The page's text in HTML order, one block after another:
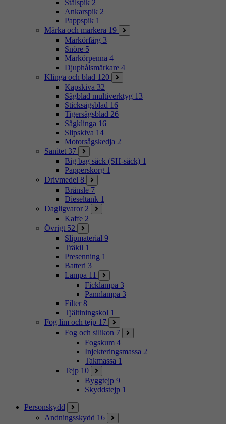
Stålspik 2
Ankarspik 2
Pappspik 1
Märka och markera 19
Markörfärg 3
Snöre 5
Markörpenna 4
Djuphålsmärkare 4
Klinga och blad 120
Kapskiva 32
Sågblad multiverktyg 13
Sticksågsblad 16
Tigersågsblad 26
Sågklinga 16
Slipskiva 14
Motorsågskedja 2
Sanitet 37
Big bag säck (SH-säck) 1
Papperskorg 1
Drivmedel 8
Bränsle 7
Dieseltank 1
Dagligvaror 2
Kaffe 2
Övrigt 52
Slipmaterial 9
Träkil 1
Presenning 1
Batteri 3
Lampa 11
Ficklampa 3
Pannlampa 3
Filter 8
Tjältiningskol 1
Fog lim och tejp 17
Fog och silikon 7
Fogskum 4
Injekteringsmassa 2
Takmassa 1
Tejp 10
Byggtejp 9
Skyddstejp 1
Personskydd
Andningsskydd 16